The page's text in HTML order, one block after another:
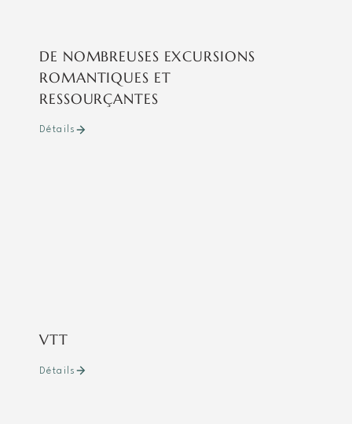
DE NOMBREUSES EXCURSIONS
ROMANTIQUES ET
RESSOURÇANTES
Détails
VTT
Détails